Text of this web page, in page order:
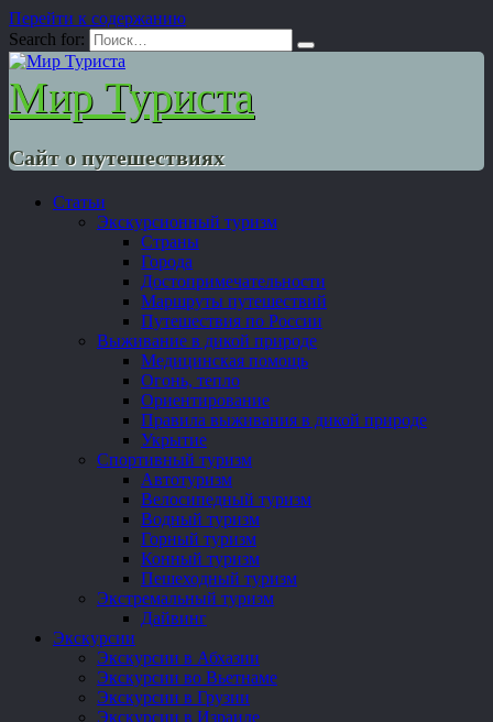
Перейти к содержанию
Search for:
Мир Туриста
Сайт о путешествиях
Статьи
Экскурсионный туризм
Страны
Города
Достопримечательности
Маршруты путешествий
Путешествия по России
Выживание в дикой природе
Медицинская помощь
Огонь, тепло
Ориентирование
Правила выживания в дикой природе
Укрытие
Спортивный туризм
Автотуризм
Велосипедный туризм
Водный туризм
Горный туризм
Конный туризм
Пешеходный туризм
Экстремальный туризм
Дайвинг
Экскурсии
Экскурсии в Абхазии
Экскурсии во Вьетнаме
Экскурсии в Грузии
Экскурсии в Израиле